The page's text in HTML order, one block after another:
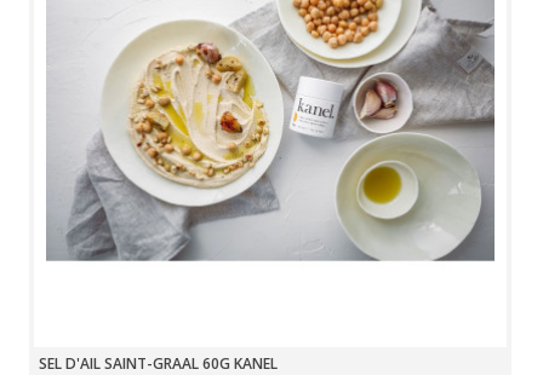
SEL D'AIL SAINT-GRAAL 60G KANEL